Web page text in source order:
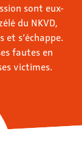
sont eux-
du NKVD,
et s’échappe.
fautes en
victimes.